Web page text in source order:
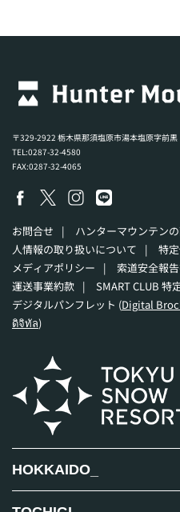
〒329-2922 栃木県那須塩原市湯本塩原字前黒
TEL:0287-32-4580
FAX:0287-32-4065
お問合せ | ハンターマウンテン
人情報の取り扱いについて
| 特
メディアポリシー
| 索道安全報
運送事業約款 | SMART CLUB 特
デジタルパンフレット (Digital
ดิจิทัล)
HOKKAIDO_